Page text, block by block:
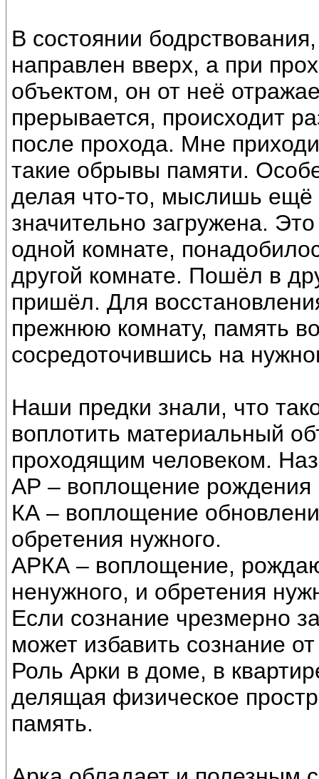
В состоянии
направлен вверх, а при
объектом, он от неё
прерывается, происходит
после прохода. Мне
такие обрывы памяти.
делая что-то, мыслишь ещё
значительно загружена.
одной комнате,
другой комнате. Пошёл в
пришёл. Для
прежнюю комнату, память
сосредоточившись на
Наши предки знали, что
воплотить материальный
проходящим человеком.
АР – воплощение рождения
КА – воплощение
обретения нужного.
АРКА – воплощение,
ненужного, и обретения
Если сознание чрезмерно
может избавить сознание
Роль Арки в доме, в
делящая физическое
память.